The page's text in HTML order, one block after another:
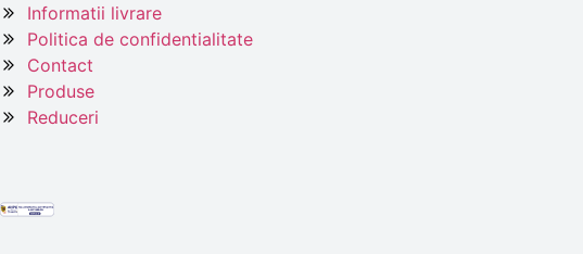
Informatii livrare
Politica de confidentialitate
Contact
Produse
Reduceri